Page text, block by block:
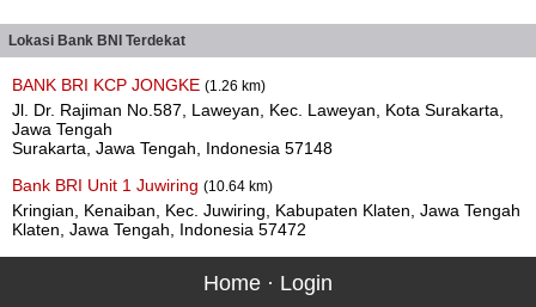
Lokasi Bank BNI Terdekat
BANK BRI KCP JONGKE (1.26 km)
Jl. Dr. Rajiman No.587, Laweyan, Kec. Laweyan, Kota Surakarta,
Jawa Tengah
Surakarta, Jawa Tengah, Indonesia 57148
Bank BRI Unit 1 Juwiring (10.64 km)
Kringian, Kenaiban, Kec. Juwiring, Kabupaten Klaten, Jawa Tengah
Klaten, Jawa Tengah, Indonesia 57472
Home · Login